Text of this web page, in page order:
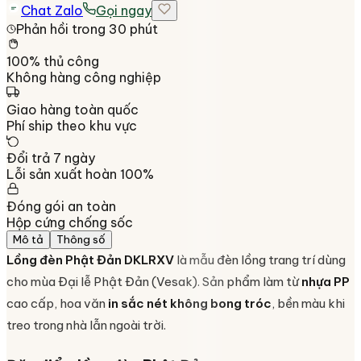
Chat Zalo
Gọi ngay
Phản hồi trong 30 phút
100% thủ công
Không hàng công nghiệp
Giao hàng toàn quốc
Phí ship theo khu vực
Đổi trả 7 ngày
Lỗi sản xuất hoàn 100%
Đóng gói an toàn
Hộp cứng chống sốc
Mô tả Thông số
Lồng đèn Phật Đản DKLRXV là mẫu đèn lồng trang trí dùng
cho mùa Đại lễ Phật Đản (Vesak). Sản phẩm làm từnhựa PP
cao cấp, hoa văn in sắc nét không bong tróc, bền màu khi
treo trong nhà lẫn ngoài trời.